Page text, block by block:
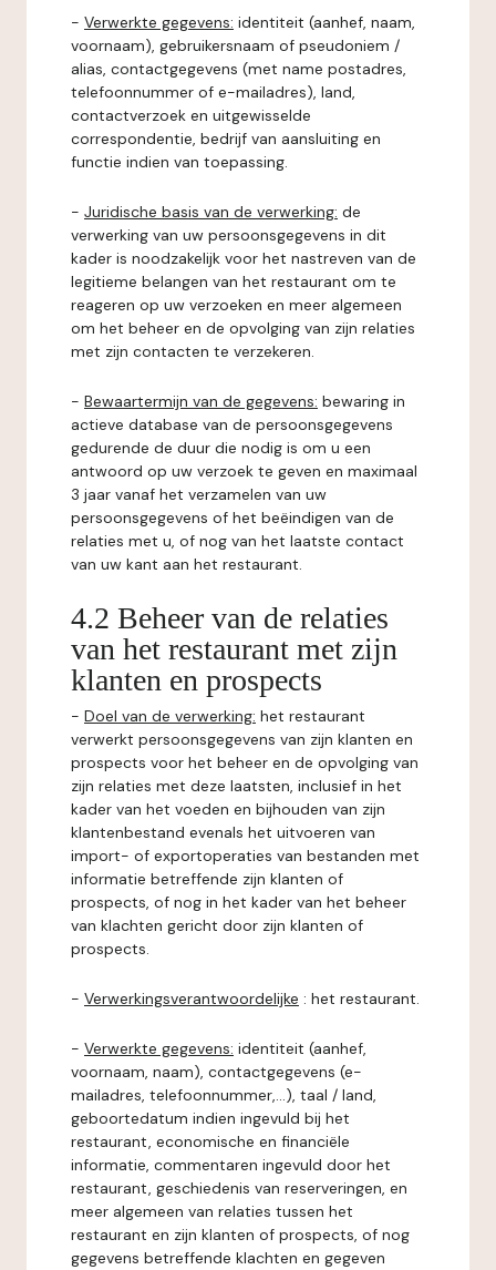
- Verwerkte gegevens: identiteit (aanhef, naam,
voornaam), gebruikersnaam of pseudoniem /
alias, contactgegevens (met name postadres,
telefoonnummer of e-mailadres), land,
contactverzoek en uitgewisselde
correspondentie, bedrijf van aansluiting en
functie indien van toepassing.
- Juridische basis van de verwerking: de
verwerking van uw persoonsgegevens in dit
kader is noodzakelijk voor het nastreven van de
legitieme belangen van het restaurant om te
reageren op uw verzoeken en meer algemeen
om het beheer en de opvolging van zijn relaties
met zijn contacten te verzekeren.
- Bewaartermijn van de gegevens: bewaring in
actieve database van de persoonsgegevens
gedurende de duur die nodig is om u een
antwoord op uw verzoek te geven en maximaal
3 jaar vanaf het verzamelen van uw
persoonsgegevens of het beëindigen van de
relaties met u, of nog van het laatste contact
van uw kant aan het restaurant.
4.2 Beheer van de relaties
van het restaurant met zijn
klanten en prospects
- Doel van de verwerking: het restaurant
verwerkt persoonsgegevens van zijn klanten en
prospects voor het beheer en de opvolging van
zijn relaties met deze laatsten, inclusief in het
kader van het voeden en bijhouden van zijn
klantenbestand evenals het uitvoeren van
import- of exportoperaties van bestanden met
informatie betreffende zijn klanten of
prospects, of nog in het kader van het beheer
van klachten gericht door zijn klanten of
prospects.
- Verwerkingsverantwoordelijke : het restaurant.
- Verwerkte gegevens: identiteit (aanhef,
voornaam, naam), contactgegevens (e-
mailadres, telefoonnummer,...), taal / land,
geboortedatum indien ingevuld bij het
restaurant, economische en financiële
informatie, commentaren ingevuld door het
restaurant, geschiedenis van reserveringen, en
meer algemeen van relaties tussen het
restaurant en zijn klanten of prospects, of nog
gegevens betreffende klachten en gegeven